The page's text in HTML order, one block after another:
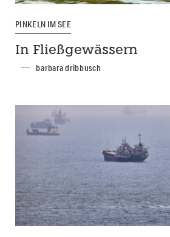
PINKELN IM SEE
In Fließgewässern
barbara dribbusch